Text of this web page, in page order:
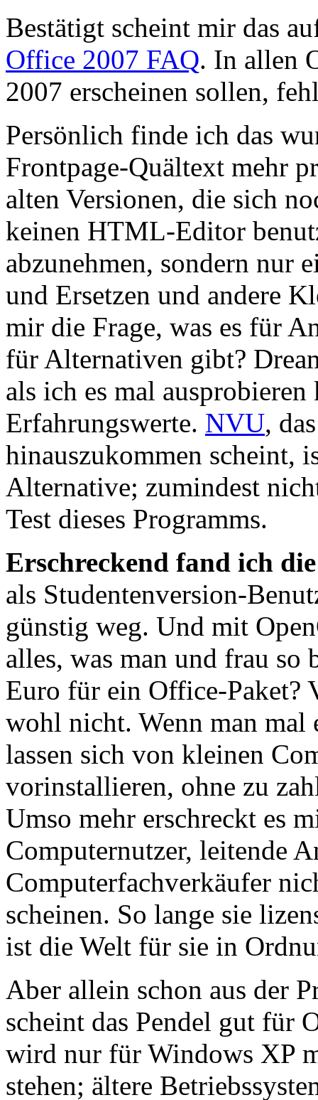
Bestätigt scheint mir das
Office 2007 FAQ. In allen
2007 erscheinen sollen,
Persönlich finde ich das
Frontpage-Quältext mehr
alten Versionen, die sich
keinen HTML-Editor
abzunehmen, sondern nur
und Ersetzen und andere
mir die Frage, was es für
für Alternativen gibt?
als ich es mal
Erfahrungswerte. NVU,
hinauszukommen scheint,
Alternative; zumindest
Test dieses Programms.
Erschreckend fand ich
als Studentenversion-
günstig weg. Und mit
alles, was man und frau so
Euro für ein Office-Paket?
wohl nicht. Wenn man mal
lassen sich von kleinen
vorinstallieren, ohne zu
Umso mehr erschreckt es
Computernutzer, leitende
Computerfachverkäufer
scheinen. So lange sie
ist die Welt für sie in
Aber allein schon aus der
scheint das Pendel gut für
wird nur für Windows XP
stehen; ältere